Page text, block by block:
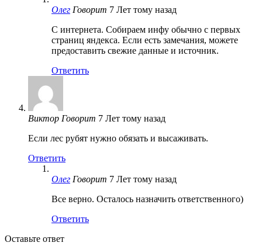
Олег Говорит 7 Лет тому назад
С интернета. Собираем инфу обычно с первых
страниц яндекса. Если есть замечания, можете
предоставить свежие данные и источник.
Ответить
Виктор Говорит 7 Лет тому назад
Если лес рубят нужно обязать и высаживать.
Ответить
Олег Говорит 7 Лет тому назад
Все верно. Осталось назначить ответственного)
Ответить
Оставьте ответ